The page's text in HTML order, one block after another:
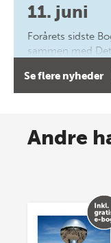
11. juni
Forårets sidste
sammen med
forfatterne bag
Spar op
store sommer-
onsdag den 10. j…
Se flere nyheder
Andre